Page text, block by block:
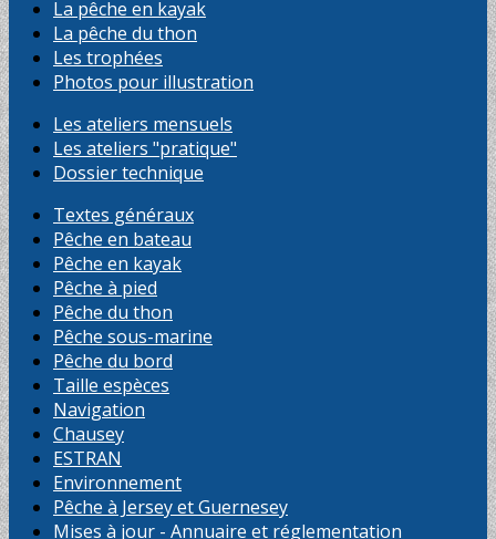
La pêche en kayak
La pêche du thon
Les trophées
Photos pour illustration
Les ateliers mensuels
Les ateliers "pratique"
Dossier technique
Textes généraux
Pêche en bateau
Pêche en kayak
Pêche à pied
Pêche du thon
Pêche sous-marine
Pêche du bord
Taille espèces
Navigation
Chausey
ESTRAN
Environnement
Pêche à Jersey et Guernesey
Mises à jour - Annuaire et réglementation